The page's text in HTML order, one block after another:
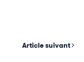
Article suivant